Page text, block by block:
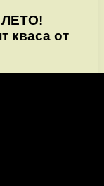
ЛЕТО!
кваса от